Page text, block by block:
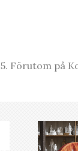
Förutom på